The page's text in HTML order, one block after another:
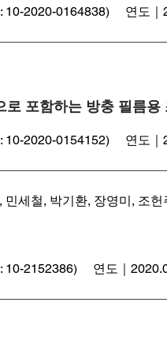
10-2020-0164838) 연도｜
로 포함하는 방충 필름
10-2020-0154152) 연도｜
세철, 박기환, 장영미, 조헌
10-2152386) 연도｜